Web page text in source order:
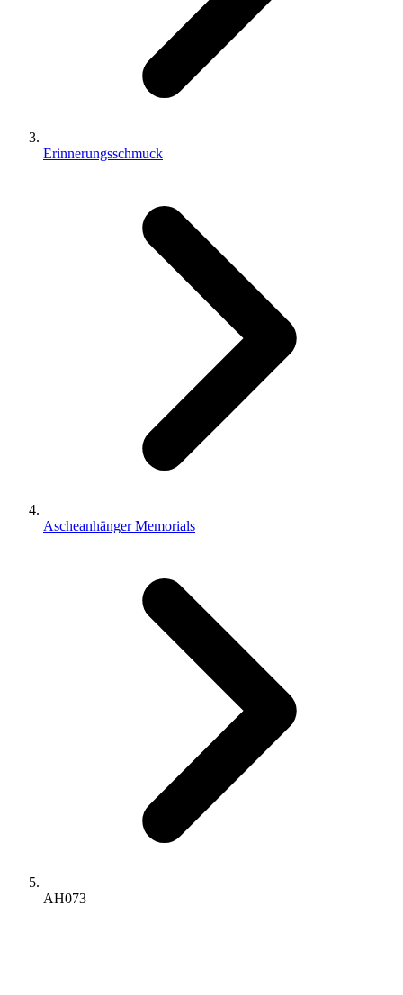
Erinnerungsschmuck
Ascheanhänger Memorials
AH073